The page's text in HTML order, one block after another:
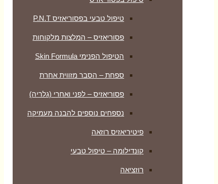
טיפול טבעי בפסוריאזיס P.N.T
פסוריאזיס – המלצות מלקוחות
הטיפול הפנימי Skin Formula
ספחת – הסבר מזווית אחרת
פסוריאזיס – לפני ואחרי (גלריה)
נספחים נוספים להבנה מעמיקה
פיטיריאזיס רוזאה
קונדילומה – טיפול טבעי
רוזציאה